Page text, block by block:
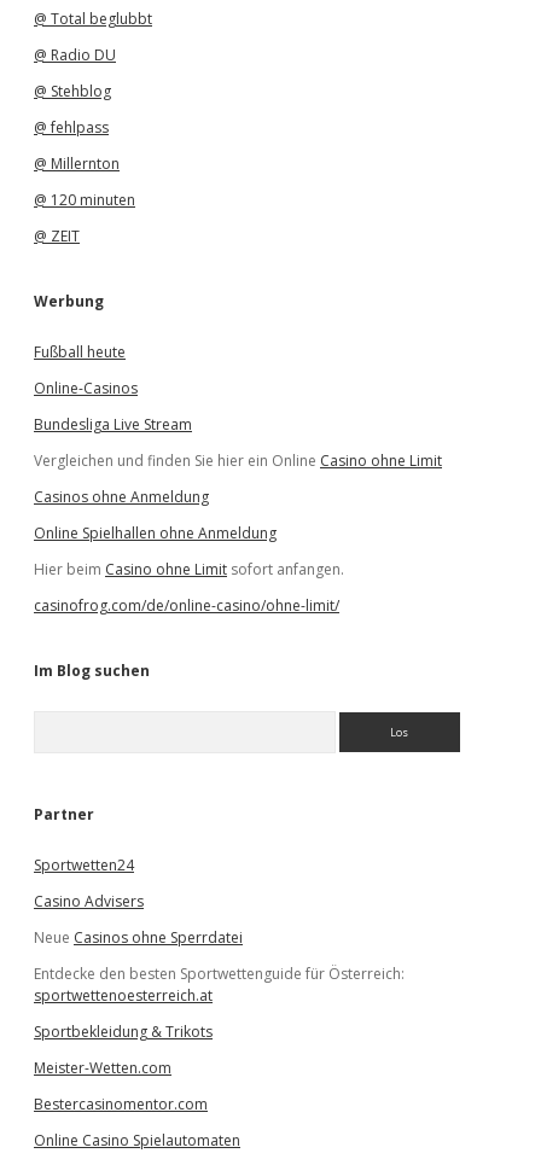
@ Total beglubbt
@ Radio DU
@ Stehblog
@ fehlpass
@ Millernton
@ 120 minuten
@ ZEIT
Werbung
Fußball heute
Online-Casinos
Bundesliga Live Stream
Vergleichen und finden Sie hier ein Online Casino ohne Limit
Casinos ohne Anmeldung
Online Spielhallen ohne Anmeldung
Hier beim Casino ohne Limit sofort anfangen.
casinofrog.com/de/online-casino/ohne-limit/
Im Blog suchen
e
Partner
Sportwetten24
Casino Advisers
Neue Casinos ohne Sperrdatei
Entdecke den besten Sportwettenguide für Österreich:
sportwettenoesterreich.at
Sportbekleidung & Trikots
Meister-Wetten.com
Bestercasinomentor.com
Online Casino Spielautomaten